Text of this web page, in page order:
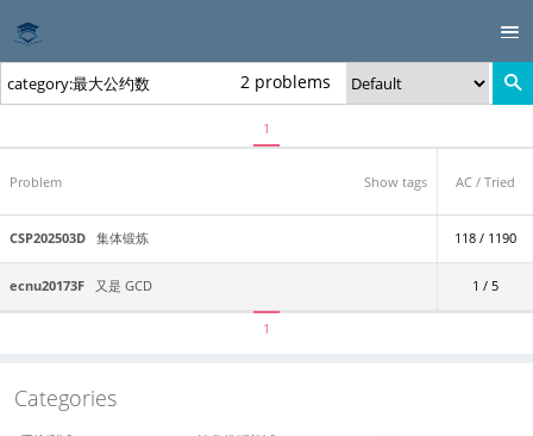
2 problems
1
Problem Show tags AC / Tried
CSP202503D 集体锻炼 118 / 1190
ecnu20173F 又是 GCD 1 / 5
1
Categories